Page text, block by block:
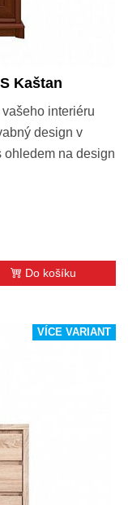
Kaštan
interiéru
design v
ohledem na design
Do košíku
VÍCE VARIANT